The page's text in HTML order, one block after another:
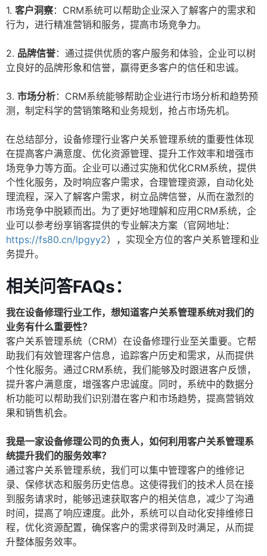
1. 客户洞察：CRM系统可以帮助企业深入了解客户的需求和
行为，进行精准营销和服务，提高市场竞争力。
2. 品牌信誉：通过提供优质的客户服务和体验，企业可以树
立良好的品牌形象和信誉，赢得更多客户的信任和忠诚。
3. 市场分析：CRM系统能够帮助企业进行市场分析和趋势预
测，制定科学的营销策略和业务规划，抢占市场先机。
在总结部分，设备修理行业客户关系管理系统的重要性体现
在提高客户满意度、优化资源管理、提升工作效率和增强市
场竞争力等方面。企业可以通过实施和优化CRM系统，提供
个性化服务，及时响应客户需求，合理管理资源，自动化处
理流程，深入了解客户需求，树立品牌信誉，从而在激烈的
市场竞争中脱颖而出。为了更好地理解和应用CRM系统，企
业可以参考纷享销客提供的专业解决方案（官网地址：
https://fs80.cn/lpgyy2），实现全方位的客户关系管理和业
务提升。
相关问答FAQs：
我在设备修理行业工作，想知道客户关系管理系统对我们的
业务有什么重要性？
客户关系管理系统（CRM）在设备修理行业至关重要。它帮
助我们有效管理客户信息，追踪客户历史和需求，从而提供
个性化服务。通过CRM系统，我们能够及时跟进客户反馈，
提升客户满意度，增强客户忠诚度。同时，系统中的数据分
析功能可以帮助我们识别潜在客户和市场趋势，提高营销效
果和销售机会。
我是一家设备修理公司的负责人，如何利用客户关系管理系
统提升我们的服务效率？
通过客户关系管理系统，我们可以集中管理客户的维修记
录、保修状态和服务历史信息。这使得我们的技术人员在接
到服务请求时，能够迅速获取客户的相关信息，减少了沟通
时间，提高了响应速度。此外，系统可以自动化安排维修日
程，优化资源配置，确保客户的需求得到及时满足，从而提
升整体服务效率。